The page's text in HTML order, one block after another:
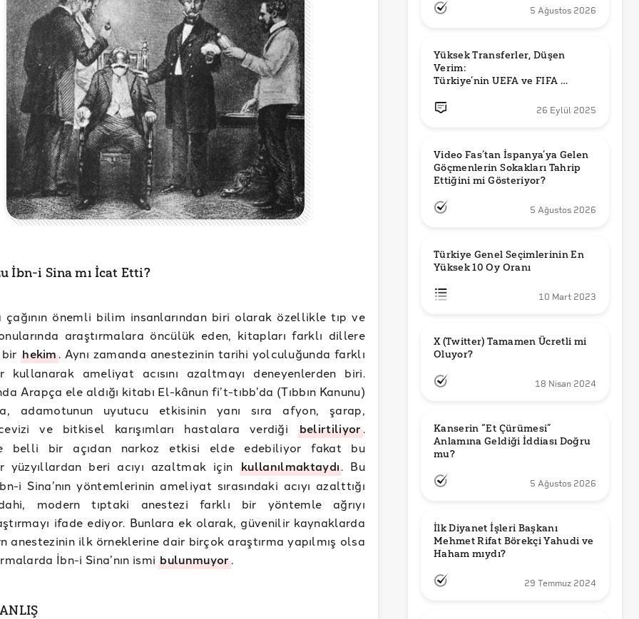
İbn-i Sina mı İcat Etti?
çağının önemli bilim insanlarından biri olarak özellikle tıp ve
araştırmalara öncülük eden, kitapları farklı dillere
birhekim. Aynı zamanda anestezinin tarihi yolculuğunda farklı
kullanarak ameliyat acısını azaltmayı deneyenlerden biri.
Arapça ele aldığı kitabı El-kânun fi’t-tıbb’da (Tıbbın Kanunu)
adamotunun uyutucu etkisinin yanı sıra afyon, şarap,
ve bitkisel karışımları hastalara verdiği belirtiliyor.
belli bir açıdan narkoz etkisi elde edebiliyor fakat bu
yüzyıllardan beri acıyı azaltmak içinkullanılmaktaydı. Bu
i Sina’nın yöntemlerinin ameliyat sırasındaki acıyı azalttığı
modern tıptaki anestezi farklı bir yöntemle ağrıyı
ifade ediyor. Bunlara ek olarak, güvenilir kaynaklarda
anestezinin ilk örneklerine dair birçok araştırma yapılmış olsa
İbn-i Sina’nın ismibulunmuyor.
5 Ağustos 2026
Yüksek Transferler, Düşen
Verim:
Türkiye’nin UEFA ve FIFA
26 Eylül 2025
Video Fas’tan İspanya’ya Gelen
Göçmenlerin Sokakları Tahrip
Ettiğini mi Gösteriyor?
5 Ağustos 2026
Türkiye Genel Seçimlerinin En
Yüksek 10 Oy Oranı
10 Mart 2023
X (Twitter) Tamamen Ücretli mi
Oluyor?
18 Nisan 2024
Kanserin “Et Çürümesi”
Anlamına Geldiği İddiası Doğru
mu?
5 Ağustos 2026
İlk Diyanet İşleri Başkanı
Mehmet Rifat Börekçi Yahudi ve
Haham mıydı?
29 Temmuz 2024